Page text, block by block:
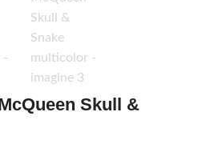
Skull &